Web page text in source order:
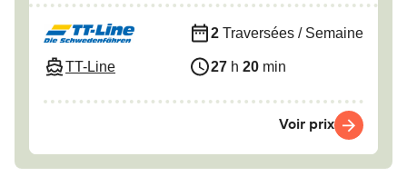
TT-Line
2 Traversées / Semaine
27 h 20 min
Voir prix